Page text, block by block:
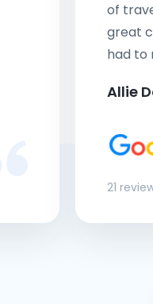
of
great
had to
Allie
21